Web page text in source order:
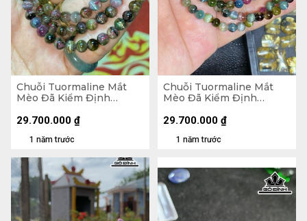
Chuỗi Tuormaline Mắt
Mèo Đã Kiểm Định
1 năm trước
29.700.000 ₫
Chuỗi Tuormaline Mắt
Mèo Đã Kiểm Định
1 năm trước
29.700.000 ₫